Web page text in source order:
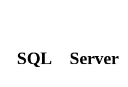
SQL
Server